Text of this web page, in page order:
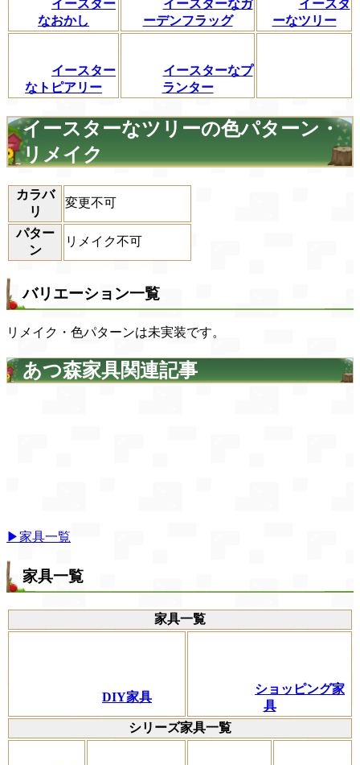
イースター
なおかし
イースターなガ
ーデンフラッグ
イースタ
ーなツリー
イースター
なトピアリー
イースターなプ
ランター
イースターなツリーの色パターン・
リメイク
カラバ
リ
変更不可
パター
ン
リメイク不可
バリエーション一覧
リメイク・色パターンは未実装です。
あつ森家具関連記事
▶家具一覧
家具一覧
家具一覧
DIY家具
ショッピング家
具
シリーズ家具一覧